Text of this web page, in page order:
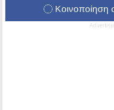
Κοινοποίηση